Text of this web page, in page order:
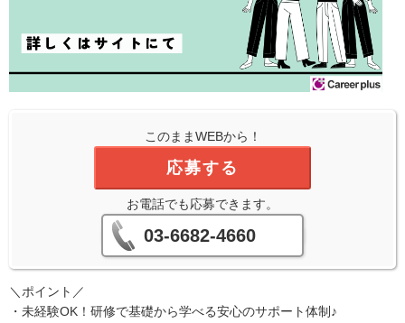
このままWEBから！
応募する
お電話でも応募できます。
03-6682-4660
＼ポイント／
・未経験OK！研修で基礎から学べる安心のサポート体制♪